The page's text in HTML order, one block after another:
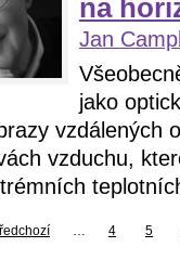
na
Jan
jako
vzdálených
vzduchu,
… 4 5